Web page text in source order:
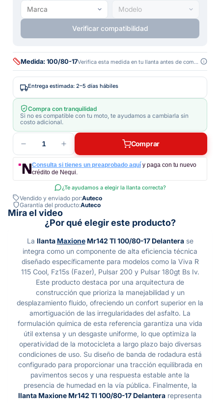
Verificar compatibilidad
Medida: 100/80-17Verifica esta medida en tu llanta antes de comprar
Entrega estimada: 2–5 días hábiles
Compra con tranquilidad
Si no es compatible con tu moto, te ayudamos a cambiarla sin
costo adicional.
1 Comprar
Consulta si tienes un preaprobado aquí y paga con tu nuevo
crédito de Nequi.
¿Te ayudamos a elegir la llanta correcta?
Vendido y enviado por:Auteco
Garantía del producto:Auteco
Mira el video
¿Por qué elegir este producto?
La llantaMaxioneMr142 Tl 100/80-17 Delanterase
integra como un componente de alta eficiencia técnica
diseñado específicamente para modelos como la Viva R
115 Cool, Fz15s (Fazer), Pulsar 200 y Pulsar 180gt Bs Iv.
Este producto destaca por una arquitectura de
construcción que prioriza la manejabilidad y un
desplazamiento fluido, ofreciendo un confort superior en la
amortiguación de las irregularidades del asfalto. La
formulación química de esta referencia garantiza una vida
útil extensa y un desgaste uniforme, lo que optimiza la
operatividad de la motocicleta a largo plazo bajo diversas
condiciones de uso. Su diseño de banda de rodadura está
configurado para proporcionar una tracción equilibrada en
pavimentos secos y una respuesta estable ante la
presencia de humedad en la vía pública. Finalmente, la
llanta Maxione Mr142 Tl 100/80-17 Delantera representa